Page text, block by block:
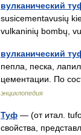
вулканический
susicementavusių
vulkaninių bombų,
вулканический
пепла, песка,
цементации. По
энциклопедия
Туф — (от итал.
свойства,